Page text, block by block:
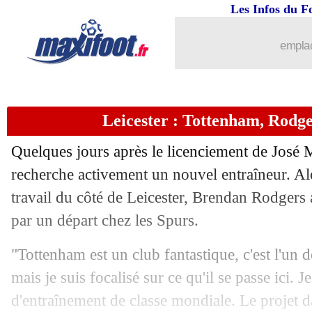
Les Infos du
Leicester : Tottenham,
Quelques jours après le licenciement de José
recherche activement un nouvel entraîneur.
travail du côté de Leicester, Brendan Rodgers
par un départ chez les Spurs.
"Tottenham est un club fantastique, c'est l'un
mais je suis focalisé sur ce qu'il se passe ici.
d'entraînement de classe mondiale. Le projet
PSG: Pastore et le "rêve" Messi
28/04 Real
28/04 Real: Varane salue la performance
28/04 OM : Kamara, Longoria affiche ses
28/04 OM: Thauvin et Amavi, Longoria
28/04 PSG: Sagna prévient des forces de
28/04 OM: la rumeur d'une vente, Longoria
28/04 OM: Milik, les vérités de Longoria